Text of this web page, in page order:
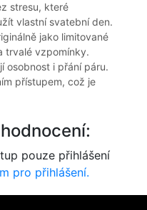
stresu, které
vlastní svatební den.
jako limitované
trvalé vzpomínky.
osobnost i přání páru.
přístupem, což je
pouze přihlášení
pro přihlášení.